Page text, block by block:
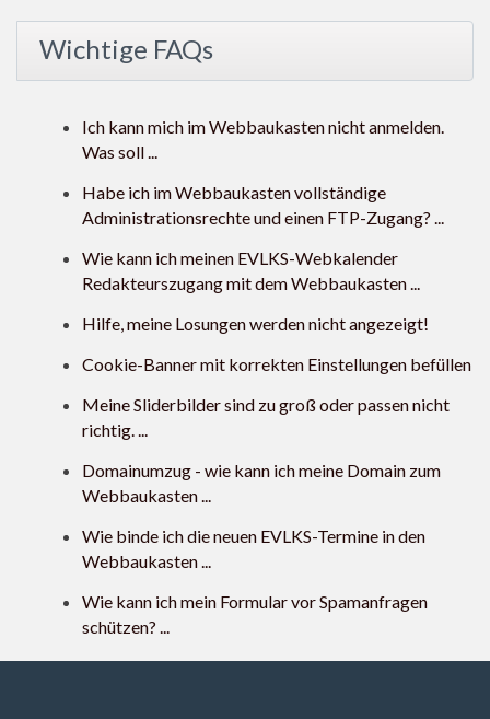
Wichtige FAQs
Ich kann mich im Webbaukasten nicht anmelden.
Was soll ...
Habe ich im Webbaukasten vollständige
Administrationsrechte und einen FTP-Zugang? ...
Wie kann ich meinen EVLKS-Webkalender
Redakteurszugang mit dem Webbaukasten ...
Hilfe, meine Losungen werden nicht angezeigt!
Cookie-Banner mit korrekten Einstellungen befüllen
Meine Sliderbilder sind zu groß oder passen nicht
richtig. ...
Domainumzug - wie kann ich meine Domain zum
Webbaukasten ...
Wie binde ich die neuen EVLKS-Termine in den
Webbaukasten ...
Wie kann ich mein Formular vor Spamanfragen
schützen? ...